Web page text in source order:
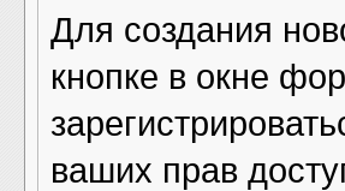
Для создания
кнопке в окне
ваших прав